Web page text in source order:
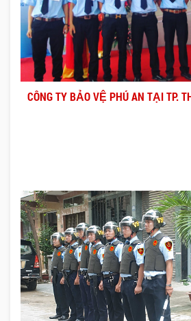
CÔNG TY BẢO VỆ PHÚ AN TẠI TP.